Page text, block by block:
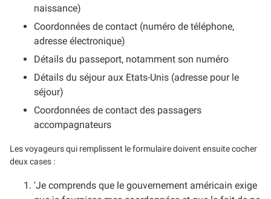
naissance)
Coordonnées de contact (numéro de téléphone,
adresse électronique)
Détails du passeport, notamment son numéro
Détails du séjour aux Etats-Unis (adresse pour le
séjour)
Coordonnées de contact des passagers
accompagnateurs
Les voyageurs qui remplissent le formulaire doivent ensuite cocher
deux cases :
'Je comprends que le gouvernement américain exige